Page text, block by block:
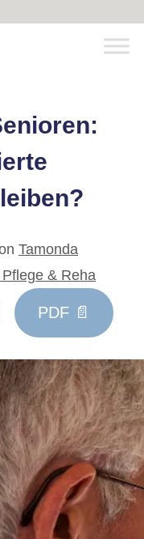
Tamonda
& Reha
PDF 📄